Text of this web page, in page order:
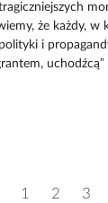
że każdy, w
i
uchodźcą”
1 2 3